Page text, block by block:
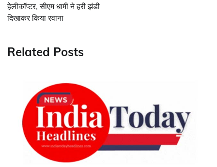
हेलीकॉप्टर, सीएम धामी ने हरी झंडी
दिखाकर किया रवाना
Related Posts